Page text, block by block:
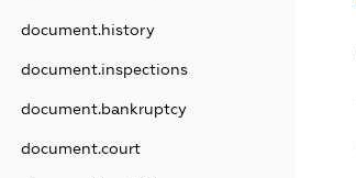
document.history
document.inspections
document.bankruptcy
document.court